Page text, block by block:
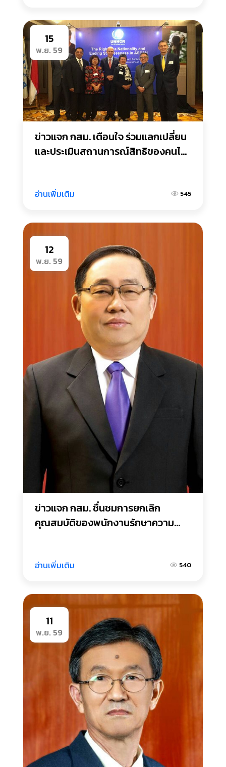
15
พ.ย. 59
ข่าวแจก กสม. เตือนใจ ร่วมแลกเปลี่ยน
และประเมินสถานการณ์สิทธิของคนไร้
พยายามปฏิบัติงานตามเป้าหมาย
อ่านเพิ่มเติม 545
12
พ.ย. 59
ข่าวแจก กสม. ชื่นชมการยกเลิก
คุณสมบัติของพนักงานรักษาความ
อ่านเพิ่มเติม 540
11
พ.ย. 59